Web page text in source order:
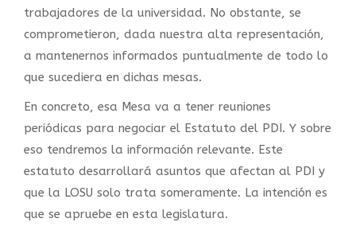
trabajadores de la universidad. No obstante, se
comprometieron, dada nuestra alta representación,
a mantenernos informados puntualmente de todo lo
que sucediera en dichas mesas.
En concreto, esa Mesa va a tener reuniones
periódicas para negociar el Estatuto del PDI. Y sobre
eso tendremos la información relevante. Este
estatuto desarrollará asuntos que afectan al PDI y
que la LOSU solo trata someramente. La intención es
que se apruebe en esta legislatura.